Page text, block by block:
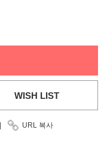
WISH LIST
URL 복사